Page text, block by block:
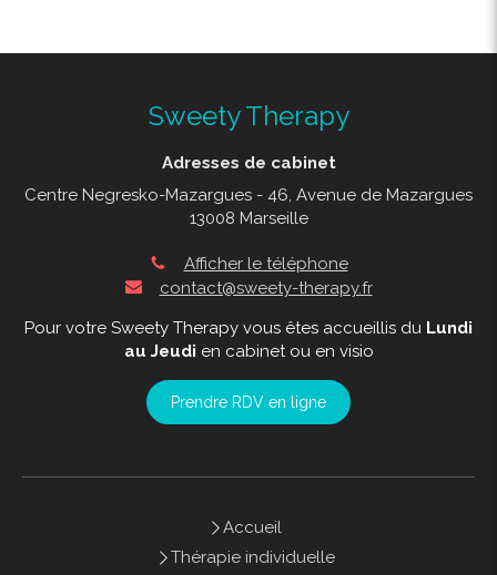
Sweety Therapy
Adresses de cabinet
Centre Negresko-Mazargues - 46, Avenue de Mazargues
13008 Marseille
Afficher le téléphone
contact@sweety-therapy.fr
Pour votre Sweety Therapy vous êtes accueillis du Lundi
au Jeudi en cabinet ou en visio
Prendre RDV en ligne
Accueil
Thérapie individuelle